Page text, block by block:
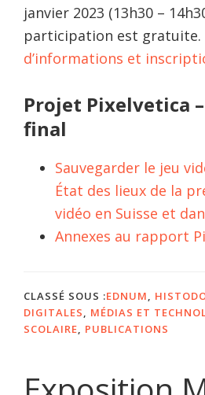
janvier 2023 (13h30 –
participation est gratuite.
d’informations et
Projet Pixelvetica
final
Sauvegarder le jeu
État des lieux de la
vidéo en Suisse et
Annexes au rapport
CLASSÉ SOUS :EDNUM,
DIGITALES, MÉDIAS ET
SCOLAIRE, PUBLICATIONS